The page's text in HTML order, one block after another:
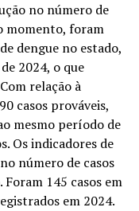
no número de
momento, foram
dengue no estado,
2024, o que
relação à
casos prováveis,
mesmo período de
Os indicadores de
número de casos
145 casos em
em 2024.